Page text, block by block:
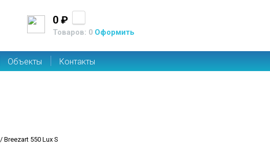
0 ₽
Товаров: 0 Оформить
Объекты Контакты
/ Breezart 550 Lux S